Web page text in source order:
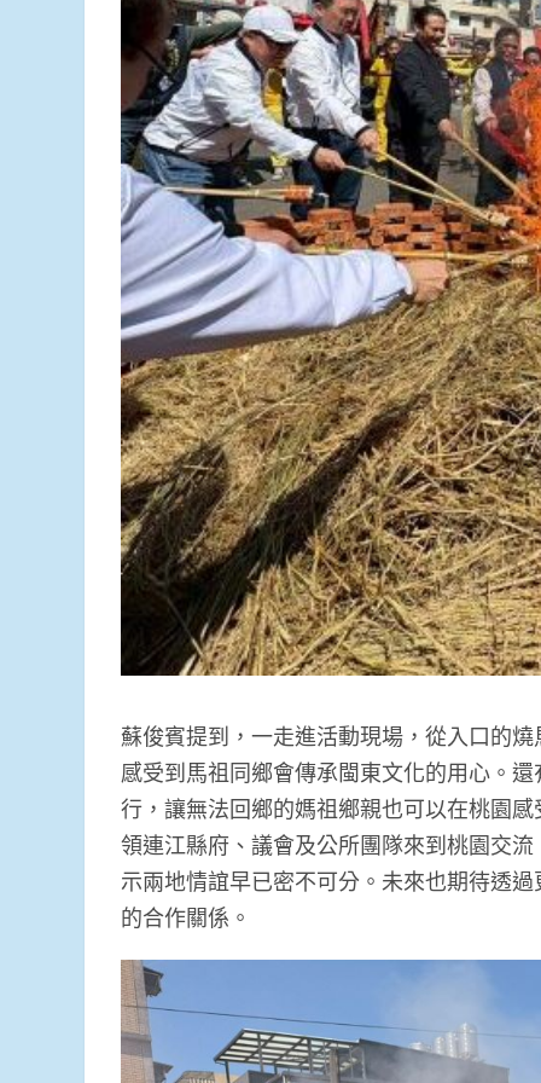
蘇俊賓提到，一走進活動現場，從入口的
感受到馬祖同鄉會傳承閩東文化的用心。
行，讓無法回鄉的媽祖鄉親也可以在桃園
領連江縣府、議會及公所團隊來到桃園交
示兩地情誼早已密不可分。未來也期待透
的合作關係。